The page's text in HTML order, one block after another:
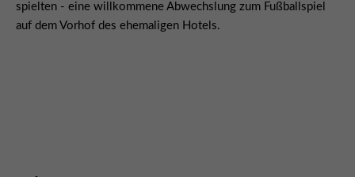
spielten - eine willkommene Abwechslung zum Fußballspiel
auf dem Vorhof des ehemaligen Hotels.